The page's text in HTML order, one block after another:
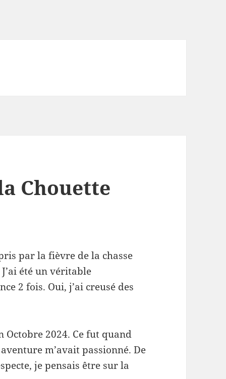
Chouette
par la fièvre de la chasse
été un véritable
2 fois. Oui, j’ai creusé des
Octobre 2024. Ce fut quand
m’avait passionné. De
je pensais être sur la